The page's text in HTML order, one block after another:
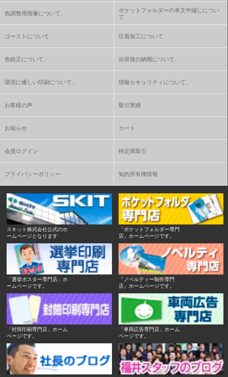
色調整用画像について、
ポケットフォルダーの本文中綴じについ
て
ゴーストについて 圧着加工について
色校正について、 出荷後の納期について、
環境に優しい印刷について、 情報セキュリティについて、
お客様の声 取引実績
お知らせ カート
会員ログイン 特定商取引
プライバシーポリシー 知的所有権情報
スキット株式会社公式のホ
ームページとなります
「ポケットフォルダー専門
店」ホームページです。
「選挙ポスター専門店」ホ
ームページです。
「ノベルティー制作専門
店」ホームページです。
「封筒印刷専門店」ホーム
ページです。
「車両広告専門店」ホーム
ページです。